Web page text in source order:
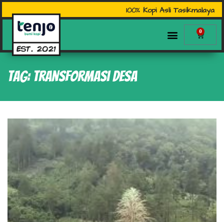
100% Kopi Asli Tasikmalaya
0
Tag: Transformasi Desa